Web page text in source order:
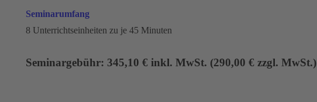
Seminarumfang
8 Unterrichtseinheiten zu je 45 Minuten
Seminargebühr: 345,10 € inkl. MwSt. (290,00 € zzgl. MwSt.)